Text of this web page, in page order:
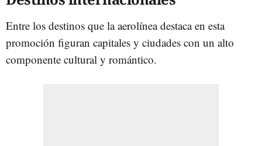
Entre los destinos que la aerolínea destaca en esta
promoción figuran capitales y ciudades con un alto
componente cultural y romántico.